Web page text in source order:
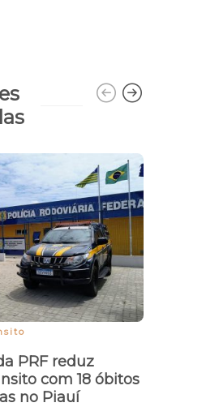
PRF reduz
com 18 óbitos
no Piauí